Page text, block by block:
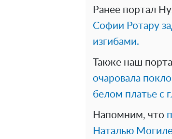
Ранее портал
Софии Ротару
изгибами.
Также наш
очаровала
белом платье с
Напомним, что
Наталью